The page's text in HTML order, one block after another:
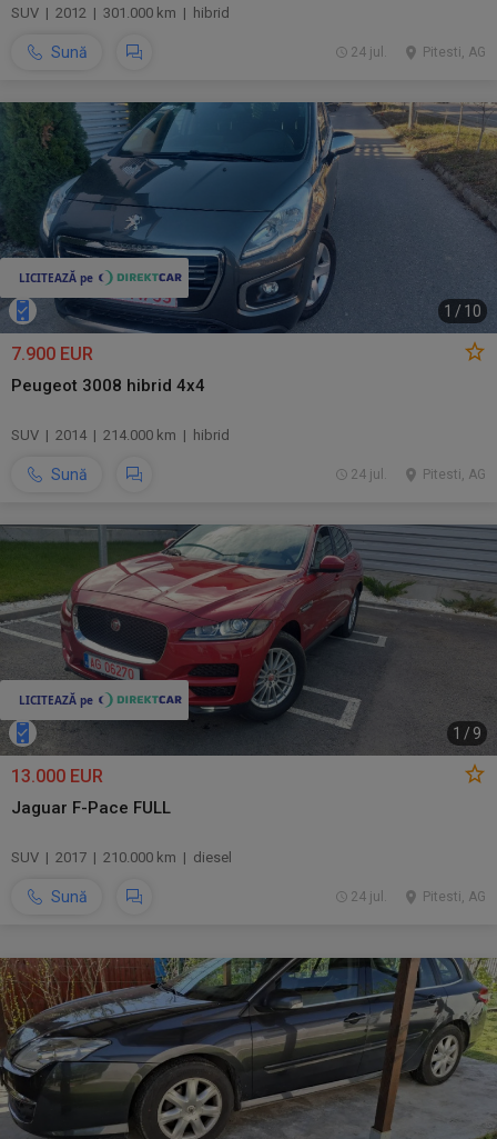
SUV | 2012 | 301.000 km | hibrid
Sună Pitesti, AG
24 jul.
1 / 10
7.900 EUR
Peugeot 3008 hibrid 4x4
SUV | 2014 | 214.000 km | hibrid
Sună Pitesti, AG
24 jul.
1 / 9
13.000 EUR
Jaguar F-Pace FULL
SUV | 2017 | 210.000 km | diesel
Sună Pitesti, AG
24 jul.